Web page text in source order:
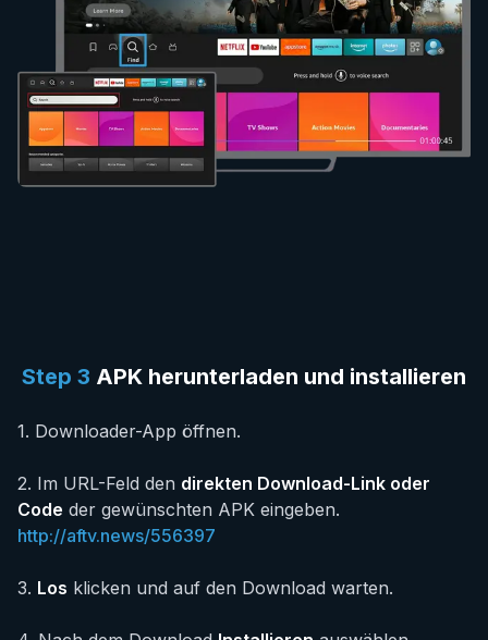
Step 3 APK herunterladen und installieren
1. Downloader-App öffnen.
2. Im URL-Feld den direkten Download-Link oder
Code der gewünschten APK eingeben.
http://aftv.news/556397
3. Los klicken und auf den Download warten.